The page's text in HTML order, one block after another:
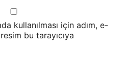
kullanılması için adım, e-
bu tarayıcıya